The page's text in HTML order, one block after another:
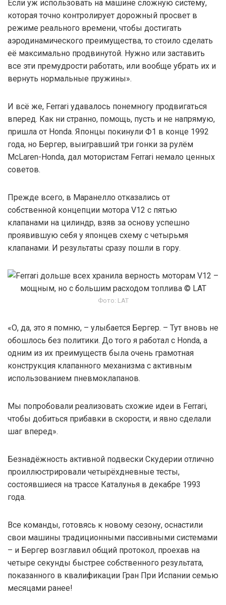
Если уж использовать на машине сложную систему,
которая точно контролирует дорожный просвет в
режиме реального времени, чтобы достигать
аэродинамического преимущества, то стоило сделать
её максимально продвинутой. Нужно или заставить
все эти премудрости работать, или вообще убрать их и
вернуть нормальные пружины».
И всё же, Ferrari удавалось понемногу продвигаться
вперед. Как ни странно, помощь, пусть и не напрямую,
пришла от Honda. Японцы покинули Ф1 в конце 1992
года, но Бергер, выигравший три гонки за рулём
McLaren-Honda, дал мотористам Ferrari немало ценных
советов.
Прежде всего, в Маранелло отказались от
собственной концепции мотора V12 с пятью
клапанами на цилиндр, взяв за основу успешно
проявившую себя у японцев схему с четырьмя
клапанами. И результаты сразу пошли в гору.
Фото: LAT
«О, да, это я помню, – улыбается Бергер. – Тут вновь не
обошлось без политики. До того я работал с Honda, а
одним из их преимуществ была очень грамотная
конструкция клапанного механизма с активным
использованием пневмоклапанов.
Мы попробовали реализовать схожие идеи в Ferrari,
чтобы добиться прибавки в скорости, и явно сделали
шаг вперед».
Безнадёжность активной подвески Скудерии отлично
проиллюстрировали четырёхдневные тесты,
состоявшиеся на трассе Каталунья в декабре 1993
года.
Все команды, готовясь к новому сезону, оснастили
свои машины традиционными пассивными системами
– и Бергер возглавил общий протокол, проехав на
четыре секунды быстрее собственного результата,
показанного в квалификации Гран При Испании семью
месяцами ранее!